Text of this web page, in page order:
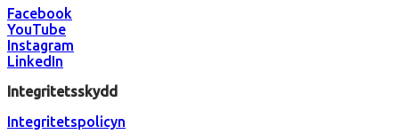
Facebook
YouTube
Instagram
LinkedIn
Integritetsskydd
Integritetspolicyn